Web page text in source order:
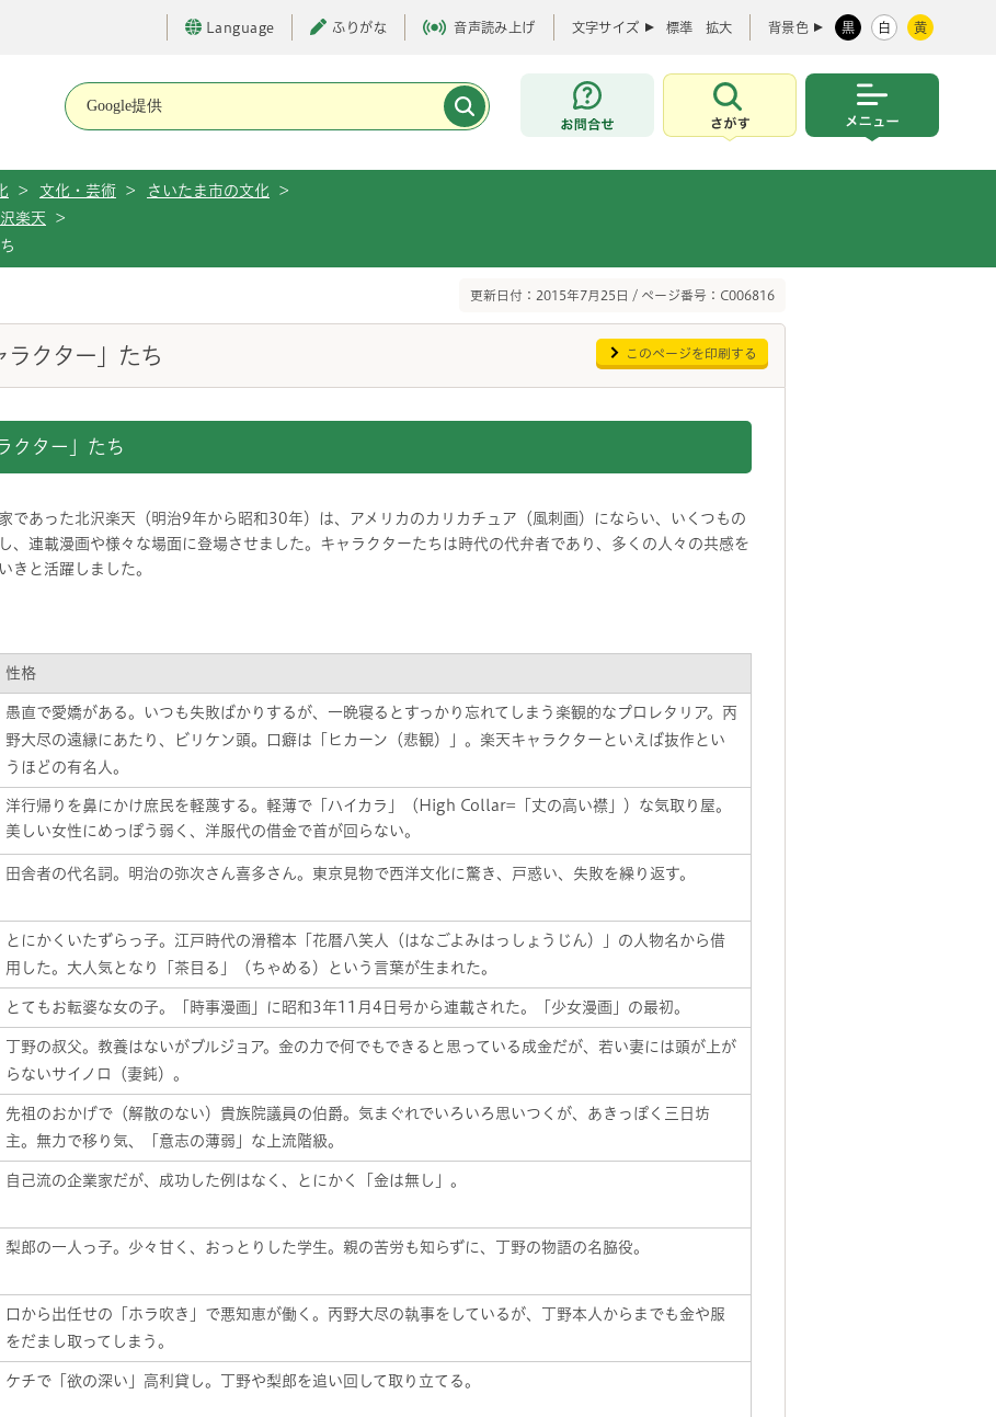
Language ふりがな 音声読み上げ 文字サイズ 標準 拡大 背景色 黒 白 黄
お問合せ
さがす
> 文化・芸術 > さいたま市の文化
>
楽天
>
更新日付：2015年7月25日 / ページ番号：C006816
ラクター」たち このページを印刷する
クター」たち
であった北沢楽天（明治9年から昭和30年）は、アメリカのカリカチュア（風刺画）にならい、いくつもの
、連載漫画や様々な場面に登場させました。キャラクターたちは時代の代弁者であり、多くの人々の共感を
きと活躍しました。
性格
愚直で愛嬌がある。いつも失敗ばかりするが、一晩寝るとすっかり忘れてしまう楽観的なプロレタリア。丙
野大尽の遠縁にあたり、ビリケン頭。口癖は「ヒカーン（悲観）」。楽天キャラクターといえば抜作とい
うほどの有名人。
洋行帰りを鼻にかけ庶民を軽蔑する。軽薄で「ハイカラ」（High Collar=「丈の高い襟」）な気取り屋。
美しい女性にめっぽう弱く、洋服代の借金で首が回らない。
田舎者の代名詞。明治の弥次さん喜多さん。東京見物で西洋文化に驚き、戸惑い、失敗を繰り返す。
とにかくいたずらっ子。江戸時代の滑稽本「花暦八笑人（はなごよみはっしょうじん）」の人物名から借
用した。大人気となり「茶目る」（ちゃめる）という言葉が生まれた。
とてもお転婆な女の子。「時事漫画」に昭和3年11月4日号から連載された。「少女漫画」の最初。
丁野の叔父。教養はないがブルジョア。金の力で何でもできると思っている成金だが、若い妻には頭が上が
らないサイノロ（妻鈍）。
先祖のおかげで（解散のない）貴族院議員の伯爵。気まぐれでいろいろ思いつくが、あきっぽく三日坊
主。無力で移り気、「意志の薄弱」な上流階級。
自己流の企業家だが、成功した例はなく、とにかく「金は無し」。
梨郎の一人っ子。少々甘く、おっとりした学生。親の苦労も知らずに、丁野の物語の名脇役。
口から出任せの「ホラ吹き」で悪知恵が働く。丙野大尽の執事をしているが、丁野本人からまでも金や服
をだまし取ってしまう。
ケチで「欲の深い」高利貸し。丁野や梨郎を追い回して取り立てる。